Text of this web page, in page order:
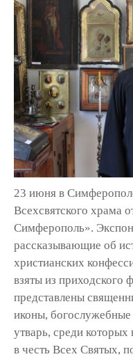
23 июня в
Всехсвятского храма
Симферополь».
рассказывающие об
христианских
взяты из приходского
представлены
иконы, богослужебные
утварь, среди
в честь Всех Святых,